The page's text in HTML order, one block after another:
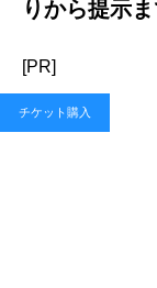
りから提示
[PR]
チケット購入